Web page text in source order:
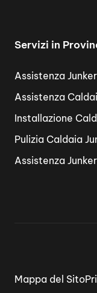
Servizi in
Assistenza
Assistenza
Installazione
Pulizia Caldaia
Assistenza
Mappa del Sito